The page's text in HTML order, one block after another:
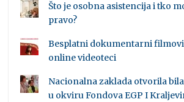
Što je osobna asistencija i tko
pravo?
Besplatni dokumentarni
online videoteci
Nacionalna zaklada otvorila
u okviru Fondova EGP I